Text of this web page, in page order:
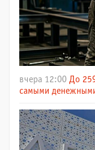
вчера 12:00 До
самыми